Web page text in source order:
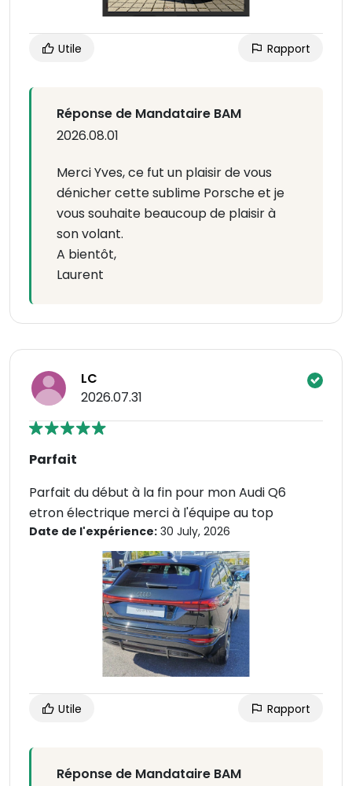
Utile Rapport
Réponse de Mandataire BAM
2026.08.01
Merci Yves, ce fut un plaisir de vous
dénicher cette sublime Porsche et je
vous souhaite beaucoup de plaisir à
son volant.
A bientôt,
Laurent
LC
2026.07.31
Parfait
Parfait du début à la fin pour mon Audi Q6
etron électrique merci à l'équipe au top
Date de l'expérience: 30 July, 2026
Utile Rapport
Réponse de Mandataire BAM